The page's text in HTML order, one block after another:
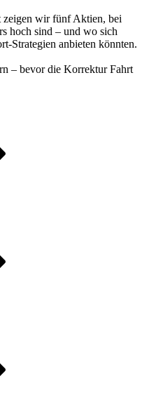
zeigen wir fünf Aktien, bei
hoch sind – und wo sich
Strategien anbieten könnten.
– bevor die Korrektur Fahrt